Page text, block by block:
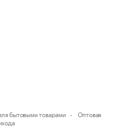
бытовыми товарами
Оптовая